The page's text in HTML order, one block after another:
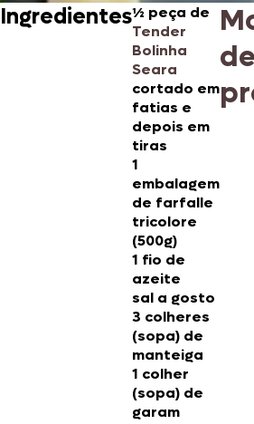
Ingredientes½ peça de
Tender
Bolinha
Seara
cortado em
fatias e
depois em
tiras
1
embalagem
de farfalle
tricolore
(500g)
1 fio de
azeite
sal a gosto
3 colheres
(sopa) de
manteiga
1 colher
(sopa) de
garam
de